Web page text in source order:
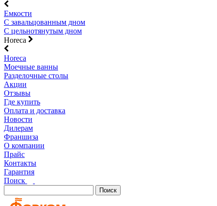
Емкости
С завальцованным дном
С цельнотянутым дном
Horeca
Horeca
Моечные ванны
Разделочные столы
Акции
Отзывы
Где купить
Оплата и доставка
Новости
Дилерам
Франшиза
О компании
Прайс
Контакты
Гарантия
Поиск
Поиск